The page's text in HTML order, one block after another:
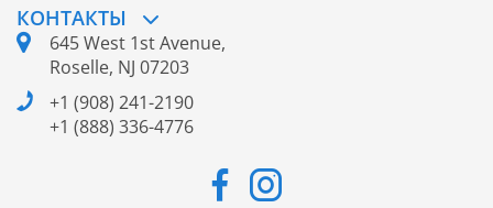
КОНТАКТЫ
645 West 1st Avenue,
Roselle, NJ 07203
+1 (908) 241-2190
+1 (888) 336-4776